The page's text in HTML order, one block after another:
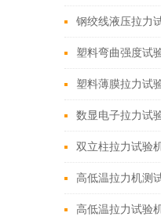
钢绞线液压拉力
塑料弯曲强度试
塑料薄膜拉力试
数显电子拉力试
双立柱拉力试验
高低温拉力机测
高低温拉力试验